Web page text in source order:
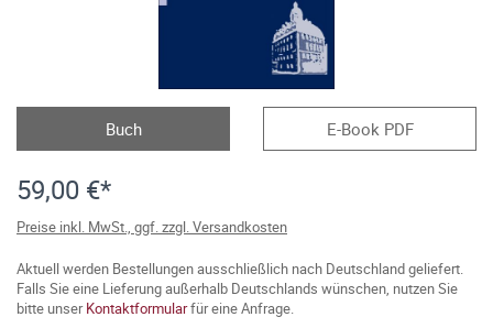
Buch E-Book PDF
59,00 €*
Preise inkl. MwSt., ggf. zzgl. Versandkosten
Aktuell werden Bestellungen ausschließlich nach Deutschland geliefert.
Falls Sie eine Lieferung außerhalb Deutschlands wünschen, nutzen Sie
bitte unserKontaktformularfür eine Anfrage.